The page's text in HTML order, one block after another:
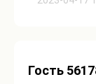
Гость